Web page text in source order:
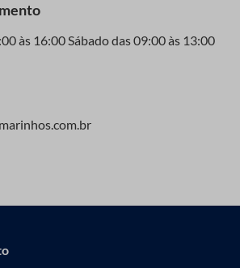
às 16:00 Sábado das 09:00 às 13:00